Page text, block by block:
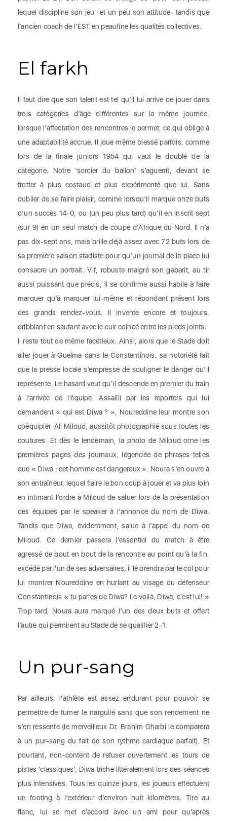
lequel discipline son jeu -et un peu son attitude- tandis que
l’ancien coach de l’EST en peaufine les qualités collectives.
El farkh
Il faut dire que son talent est tel qu’il lui arrive de jouer dans
trois catégories d’âge différentes sur la même journée,
lorsque l’affectation des rencontres le permet, ce qui oblige à
une adaptabilité accrue. Il joue même blessé parfois, comme
lors de la finale juniors 1954 qui vaut le doublé de la
catégorie. Notre ‘sorcier du ballon’ s’aguerrit, devant se
frotter à plus costaud et plus expérimenté que lui. Sans
oublier de se faire plaisir, comme lorsqu’il marque onze buts
d’un succès 14-0, ou (un peu plus tard) qu’il en inscrit sept
(sur 9) en un seul match de coupe d’Afrique du Nord. Il n’a
pas dix-sept ans, mais brille déjà assez avec 72 buts lors de
sa première saison stadiste pour qu’un journal de la place lui
consacre un portrait. Vif, robuste malgré son gabarit, au tir
aussi puissant que précis, il se confirme aussi habile à faire
marquer qu’à marquer lui-même et répondant présent lors
des grands rendez-vous. Il invente encore et toujours,
dribblant en sautant avec le cuir coincé entre les pieds joints.
Il reste tout de même facétieux. Ainsi, alors que le Stade doit
aller jouer à Guelma dans le Constantinois, sa notoriété fait
que la presse locale s’empresse de souligner le danger qu’il
représente. Le hasard veut qu’il descende en premier du train
à l’arrivée de l’équipe. Assailli par les reporters qui lui
demandent « qui est Diwa ? », Noureddine leur montre son
coéquipier, Ali Miloud, aussitôt photographié sous toutes les
coutures. Et dès le lendemain, la photo de Miloud orne les
premières pages des journaux, légendée de phrases telles
que « Diwa : cet homme est dangereux ». Noura s’en ouvre à
son entraîneur, lequel flaire le bon coup à jouer et va plus loin
en intimant l’ordre à Miloud de saluer lors de la présentation
des équipes par le speaker à l’annonce du nom de Diwa.
Tandis que Diwa, évidemment, salue à l’appel du nom de
Miloud. Ce dernier passera l’essentiel du match à être
agressé de bout en bout de la rencontre au point qu’à la fin,
excédé par l'un de ses adversaires, il le prendra par le col pour
lui montrer Noureddine en hurlant au visage du défenseur
Constantinois « tu parles de Diwa? Le voilà, Diwa, c'est lui! »
Trop tard, Noura aura marqué l’un des deux buts et offert
l’autre qui permirent au Stade de se qualifier 2-1.
Un pur-sang
Par ailleurs, l'athlète est assez endurant pour pouvoir se
permettre de fumer le narguilé sans que son rendement ne
s’en ressente (le merveilleux Dr. Brahim Gharbi le comparera
à un pur-sang du fait de son rythme cardiaque parfait). Et
pourtant, non-content de refuser ouvertement les tours de
pistes ‘classiques’, Diwa triche littéralement lors des séances
plus intensives. Tous les quinze jours, les joueurs effectuent
un footing à l’extérieur d’environ huit kilomètres. Tire au
flanc, lui se met d’accord avec un ami pour qu’après